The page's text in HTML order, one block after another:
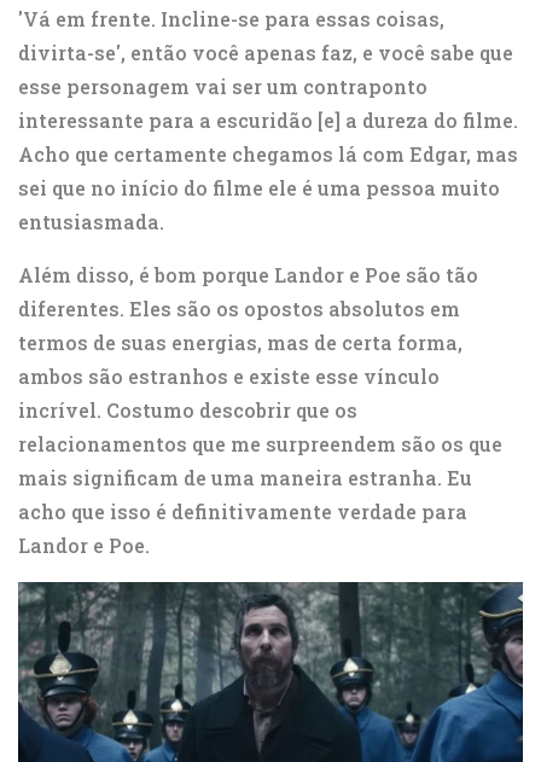
'Vá em frente. Incline-se para essas coisas,
divirta-se', então você apenas faz, e você sabe que
esse personagem vai ser um contraponto
interessante para a escuridão [e] a dureza do filme.
Acho que certamente chegamos lá com Edgar, mas
sei que no início do filme ele é uma pessoa muito
entusiasmada.
Além disso, é bom porque Landor e Poe são tão
diferentes. Eles são os opostos absolutos em
termos de suas energias, mas de certa forma,
ambos são estranhos e existe esse vínculo
incrível. Costumo descobrir que os
relacionamentos que me surpreendem são os que
mais significam de uma maneira estranha. Eu
acho que isso é definitivamente verdade para
Landor e Poe.